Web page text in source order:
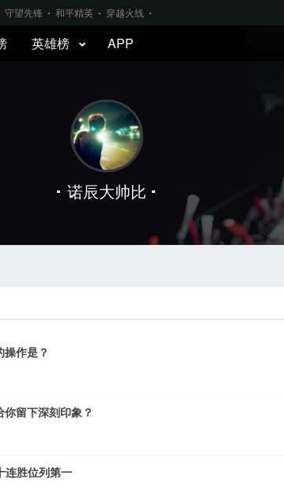
守望先锋 和平精英 穿越火线
英雄榜 APP
诺辰大帅比
操作是？
留下深刻印象？
连胜位列第一